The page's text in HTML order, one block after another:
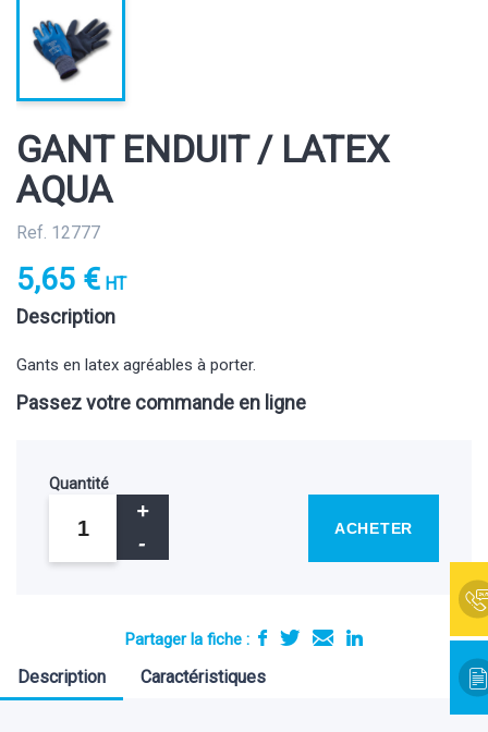
GANT ENDUIT / LATEX
AQUA
Ref. 12777
5,65 € HT
Description
Gants en latex agréables à porter.
Passez votre commande en ligne
Quantité
ACHETER
Partager la fiche :
Description Caractéristiques